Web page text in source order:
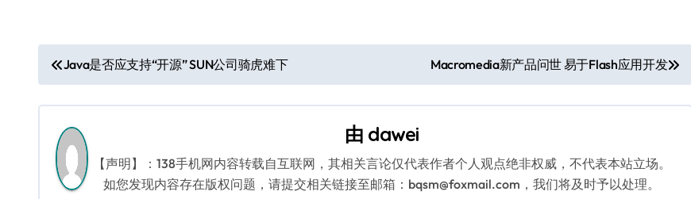
文
章
导
航
Java是否应支持“开源” SUN公司骑虎难下 Macromedia新产品问世 易于Flash应用开发
由 dawei
【声明】：138手机网内容转载自互联网，其相关言论仅代表作者个人观点绝非权威，不代表本站立场。
如您发现内容存在版权问题，请提交相关链接至邮箱：bqsm@foxmail.com，我们将及时予以处理。